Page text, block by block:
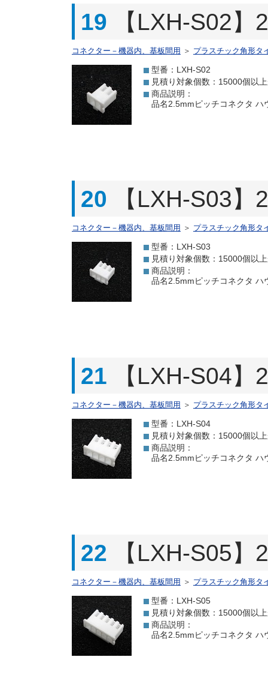
19 【LXH-S02
コネクター－機器内、基板間用 ＞ プラスチック角形タ
型番：LXH-S02
見積り対象個数：15000個以
商品説明：
品名2.5mmピッチコネクタ ハ
20 【LXH-S03
コネクター－機器内、基板間用 ＞ プラスチック角形タ
型番：LXH-S03
見積り対象個数：15000個以
商品説明：
品名2.5mmピッチコネクタ ハ
21 【LXH-S04
コネクター－機器内、基板間用 ＞ プラスチック角形タ
型番：LXH-S04
見積り対象個数：15000個以
商品説明：
品名2.5mmピッチコネクタ ハ
22 【LXH-S05
コネクター－機器内、基板間用 ＞ プラスチック角形タ
型番：LXH-S05
見積り対象個数：15000個以
商品説明：
品名2.5mmピッチコネクタ ハ